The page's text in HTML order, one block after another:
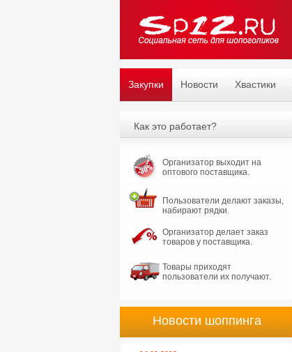
Закупки Новости Хвастики
Как это работает?
Организатор выходит на
оптового поставщика.
Пользователи делают заказы,
набирают рядки.
Организатор делает заказ
товаров у поставщика.
Товары приходят
пользователи их получают.
Новости шоппинга